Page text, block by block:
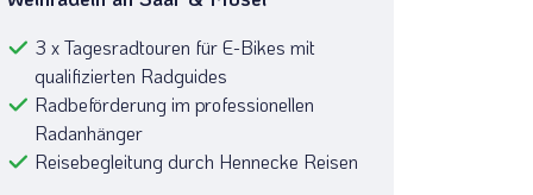
3 x Tagesradtouren für E-Bikes mit
qualifizierten Radguides
Radbeförderung im professionellen
Radanhänger
Reisebegleitung durch Hennecke Reisen